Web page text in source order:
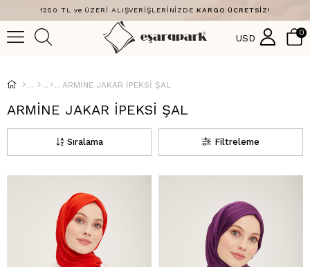
1250 TL ve ÜZERİ ALIŞVERİŞLERİNİZDE KARGO ÜCRETSİZ!
USD 0
ARMİNE JAKAR İPEKSİ ŞAL
ARMİNE JAKAR İPEKSİ ŞAL
Filtreleme
Sıralama